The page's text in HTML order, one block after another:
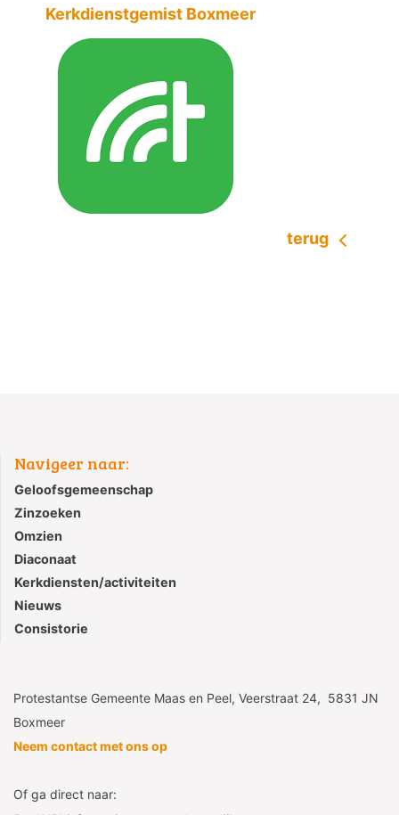
Kerkdienstgemist Boxmeer
terug
Navigeer naar:
Geloofsgemeenschap
Zinzoeken
Omzien
Diaconaat
Kerkdiensten/activiteiten
Nieuws
Consistorie
Protestantse Gemeente Maas en Peel, Veerstraat 24, 5831 JN
Boxmeer
Neem contact met ons op
Of ga direct naar: